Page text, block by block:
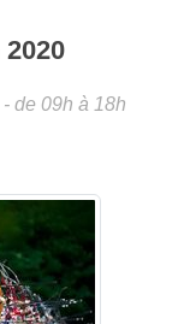
2020
- de 09h à 18h